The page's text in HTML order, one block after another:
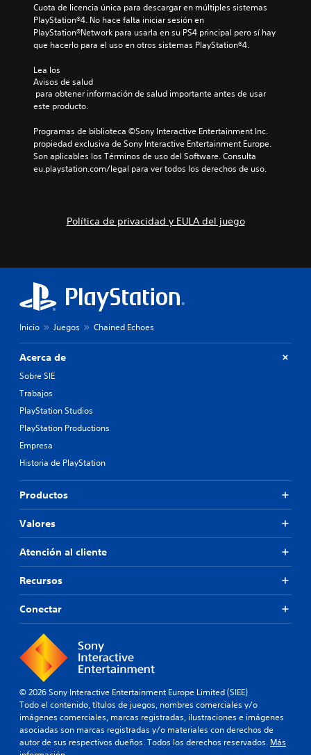
Cuota de licencia única para descargar en múltiples sistemas
PlayStation®4. No hace falta iniciar sesión en
PlayStation®Network para usarla en su PS4 principal pero sí hay
que hacerlo para el uso en otros sistemas PlayStation®4.
Lea los
Avisos de salud
este producto.
Programas de biblioteca ©Sony Interactive Entertainment Inc.
propiedad exclusiva de Sony Interactive Entertainment Europe.
Son aplicables los Términos de uso del Software. Consulta
eu.playstation.com/legal para ver todos los derechos de uso.
Política de privacidad y EULA del juego
Inicio Juegos Chained Echoes
Acerca de
Sobre SIE
Trabajos
PlayStation Studios
PlayStation Productions
Empresa
Historia de PlayStation
Productos
Valores
Atención al cliente
Recursos
Conectar
© 2026 Sony Interactive Entertainment Europe Limited (SIEE)
Todo el contenido, títulos de juegos, nombres comerciales y/o
imágenes comerciales, marcas registradas, ilustraciones e imágenes
asociadas son marcas registradas y/o materiales con derechos de
autor de sus respectivos dueños. Todos los derechos reservados. Más